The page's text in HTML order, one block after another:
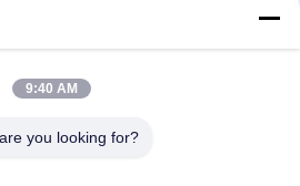
original dur du papier d'emballage
à l'humidité de 150cm * de
9:40 AM
you looking for?